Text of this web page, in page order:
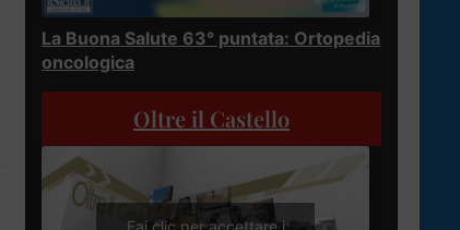
La Buona Salute 63° puntata: Ortopedia
oncologica
Oltre il Castello
Fai clic per accettare i